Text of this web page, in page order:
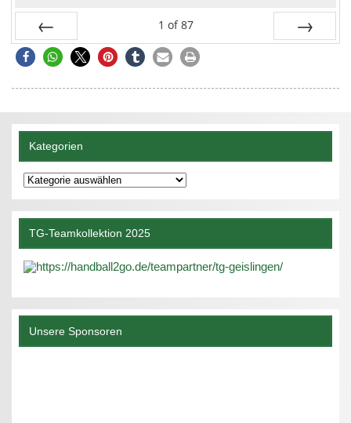
Prev
1 of 87
Kategorien
Kategorien
TG-Teamkollektion 2025
Unsere Sponsoren